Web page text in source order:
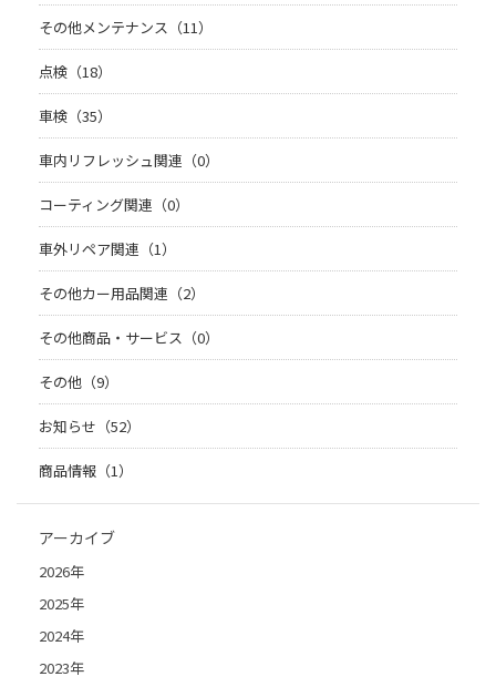
その他メンテナンス（11）
点検（18）
車検（35）
車内リフレッシュ関連（0）
コーティング関連（0）
車外リペア関連（1）
その他カー用品関連（2）
その他商品・サービス（0）
その他（9）
お知らせ（52）
商品情報（1）
アーカイブ
2026年
2025年
2024年
2023年